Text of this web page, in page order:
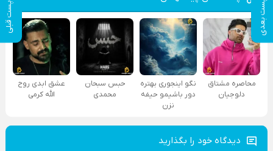
پست بعدی پست قبلی
محاصره مشتاق
دلوجیان
نگو اینجوری بهتره
دور باشیمو حیفه
نزن
حبس سبحان
محمدی
عشق ابدی روح
الله کرمی
دیدگاه خود را بگذارید